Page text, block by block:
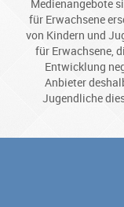
Medienangebote
für Erwachsene
von Kindern und
für Erwachsene,
Entwicklung
Anbieter
Jugendliche